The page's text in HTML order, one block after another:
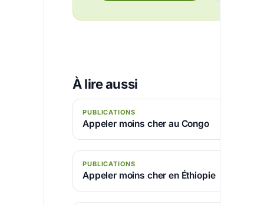
À lire aussi
PUBLICATIONS
Appeler moins cher au Congo
PUBLICATIONS
Appeler moins cher en Éthiopie